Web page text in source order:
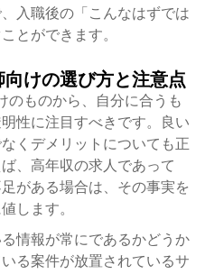
入職後の「こんなはずでは
とができます。
けの選び方と注意点
のものから、自分に合うも
性に注目すべきです。良い
くデメリットについても正
、高年収の求人であって
がある場合は、その事実を
します。
情報が常にであるかどうか
る案件が放置されているサ